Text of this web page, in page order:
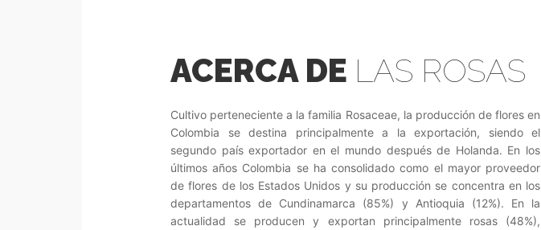
ACERCA DE LAS ROSAS
Cultivo perteneciente a la familia Rosaceae, la producción de flores en
Colombia se destina principalmente a la exportación, siendo el
segundo país exportador en el mundo después de Holanda. En los
últimos años Colombia se ha consolidado como el mayor proveedor
de flores de los Estados Unidos y su producción se concentra en los
departamentos de Cundinamarca (85%) y Antioquia (12%). En la
actualidad se producen y exportan principalmente rosas (48%),